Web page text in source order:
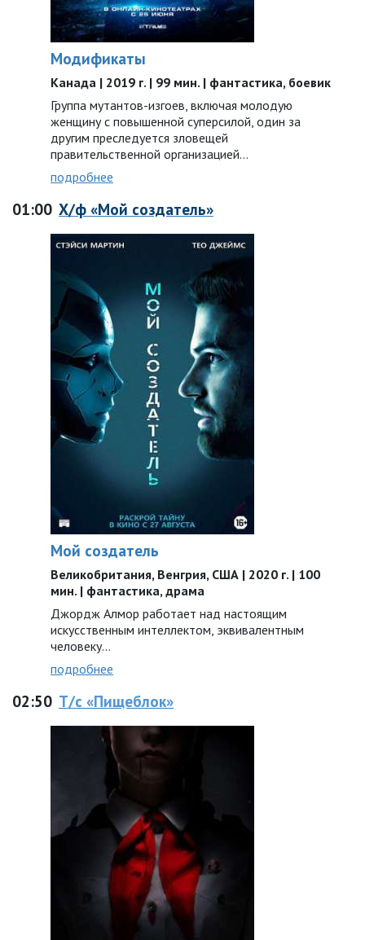
Модификаты
Канада | 2019 г. | 99 мин. | фантастика, боевик
Группа мутантов-изгоев, включая молодую
женщину с повышенной суперсилой, один за
другим преследуется зловещей
правительственной организацией…
подробнее
01:00 Х/ф «Мой создатель»
Мой создатель
Великобритания, Венгрия, США | 2020 г. | 100
мин. | фантастика, драма
Джордж Алмор работает над настоящим
искусственным интеллектом, эквивалентным
человеку…
подробнее
02:50 Т/с «Пищеблок»